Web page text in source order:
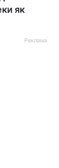
як
Реклама